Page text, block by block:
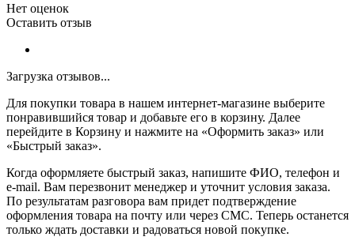
Нет оценок
Оставить отзыв
Загрузка отзывов...
Для покупки товара в нашем интернет-магазине выберите
понравившийся товар и добавьте его в корзину. Далее
перейдите в Корзину и нажмите на «Оформить заказ» или
«Быстрый заказ».
Когда оформляете быстрый заказ, напишите ФИО, телефон и
e-mail. Вам перезвонит менеджер и уточнит условия заказа.
По результатам разговора вам придет подтверждение
оформления товара на почту или через СМС. Теперь останется
только ждать доставки и радоваться новой покупке.